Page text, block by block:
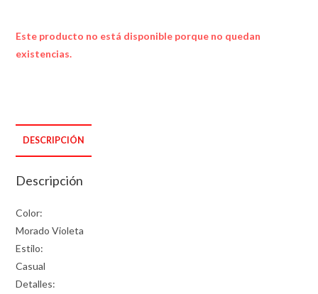
Este producto no está disponible porque no quedan
existencias.
DESCRIPCIÓN
Descripción
Color:
Morado Violeta
Estilo:
Casual
Detalles: